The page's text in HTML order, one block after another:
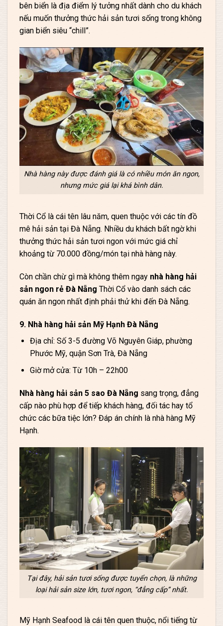
bên biển là địa điểm lý tưởng nhất dành cho du khách
nếu muốn thưởng thức hải sản tươi sống trong không
gian biển siêu “chill”.
Nhà hàng này được đánh giá là có nhiều món ăn ngon,
nhưng mức giá lại khá bình dân.
Thời Cổ là cái tên lâu năm, quen thuộc với các tín đồ
mê hải sản tại Đà Nẵng. Nhiều du khách bất ngờ khi
thưởng thức hải sản tươi ngon với mức giá chỉ
khoảng từ 70.000 đồng/món tại nhà hàng này.
Còn chần chừ gì mà không thêm ngay nhà hàng hải
sản ngon rẻ Đà Nẵng Thời Cổ vào danh sách các
quán ăn ngon nhất định phải thử khi đến Đà Nẵng.
9. Nhà hàng hải sản Mỹ Hạnh Đà Nẵng
Địa chỉ: Số 3-5 đường Võ Nguyên Giáp, phường
Phước Mỹ, quận Sơn Trà, Đà Nẵng
Giờ mở cửa: Từ 10h – 22h00
Nhà hàng hải sản 5 sao Đà Nẵng sang trọng, đẳng
cấp nào phù hợp để tiếp khách hàng, đối tác hay tổ
chức các bữa tiệc lớn? Đáp án chính là nhà hàng Mỹ
Hạnh.
Tại đây, hải sản tươi sống được tuyển chọn, là những
loại hải sản size lớn, tươi ngon, “đẳng cấp” nhất.
Mỹ Hạnh Seafood là cái tên quen thuộc, nổi tiếng từ